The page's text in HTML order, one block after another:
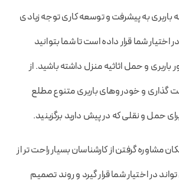
باربری به پیشرفت و توسعه کاری توجه زیادی
اختیار شما قرار داده است تا شما بتوانید
باربری و حمل اثاثیه منزل داشته باشید. از
گذاری و خودروهای باربری متنوع مطلع
حمل و نقلی که در پیش دارید برگزینید.
مشاوره گرفتن از کارشناسان بسیار راحت تر از
در اختیار شما قرار گیرد و روند تصمیم